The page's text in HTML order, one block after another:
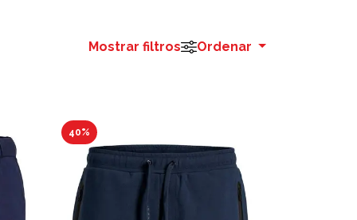
Mostrar filtros Ordenar
40%